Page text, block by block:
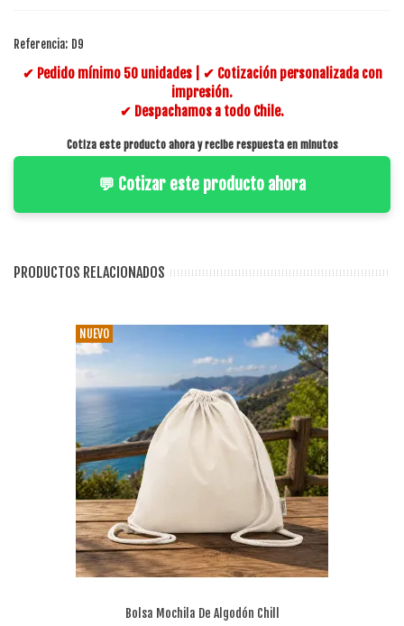
Referencia: D9
✔ Pedido mínimo 50 unidades | ✔ Cotización personalizada con
impresión.
✔ Despachamos a todo Chile.
Cotiza este producto ahora y recibe respuesta en minutos
💬 Cotizar este producto ahora
PRODUCTOS RELACIONADOS
NUEVO
Bolsa Mochila De Algodón Chill